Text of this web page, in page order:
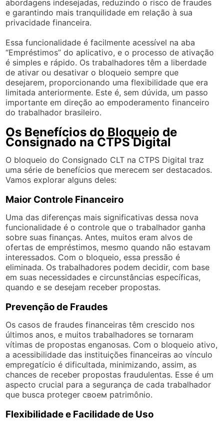
abordagens indesejadas, reduzindo o risco de fraudes
e garantindo mais tranquilidade em relação à sua
privacidade financeira.
Essa funcionalidade é facilmente acessível na aba
“Empréstimos” do aplicativo, e o processo de ativação
é simples e rápido. Os trabalhadores têm a liberdade
de ativar ou desativar o bloqueio sempre que
desejarem, proporcionando uma flexibilidade que era
limitada anteriormente. Este é, sem dúvida, um passo
importante em direção ao empoderamento financeiro
do trabalhador brasileiro.
Os Benefícios do Bloqueio de
Consignado na CTPS Digital
O bloqueio do Consignado CLT na CTPS Digital traz
uma série de benefícios que merecem ser destacados.
Vamos explorar alguns deles:
Maior Controle Financeiro
Uma das diferenças mais significativas dessa nova
funcionalidade é o controle que o trabalhador ganha
sobre suas finanças. Antes, muitos eram alvos de
ofertas de empréstimos, mesmo quando não estavam
interessados. Com o bloqueio, essa pressão é
eliminada. Os trabalhadores podem decidir, com base
em suas necessidades e circunstâncias específicas,
quando e se desejam receber propostas.
Prevenção de Fraudes
Os casos de fraudes financeiras têm crescido nos
últimos anos, e muitos trabalhadores se tornaram
vítimas de propostas enganosas. Com o bloqueio ativo,
a acessibilidade das instituições financeiras ao vínculo
empregatício é dificultada, minimizando, assim, as
chances de receber propostas fraudulentas. Esse é um
aspecto crucial para a segurança de cada trabalhador
que busca proteger своем patrimônio.
Flexibilidade e Facilidade de Uso